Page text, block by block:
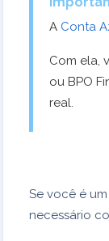
A Conta
Com ela,
ou BPO
real.
Se você é
necessário